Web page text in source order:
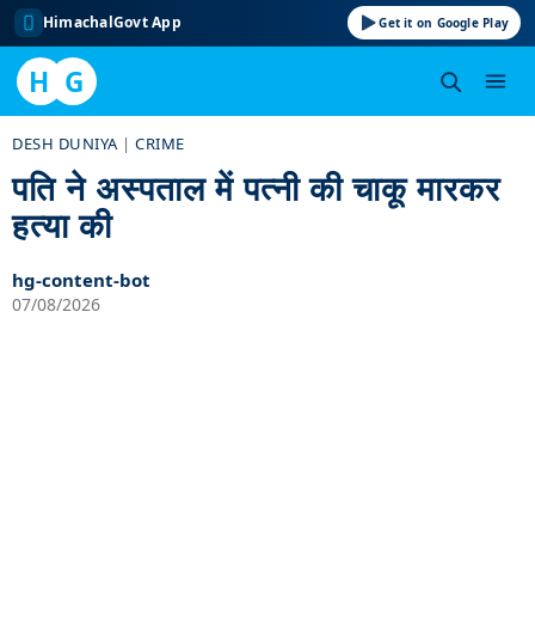
HimachalGovt App Get it on Google Play
H G
content
DESH DUNIYA |CRIME
पति ने अस्पताल में पत्नी की चाकू मारकर
हत्या की
hg-content-bot
07/08/2026